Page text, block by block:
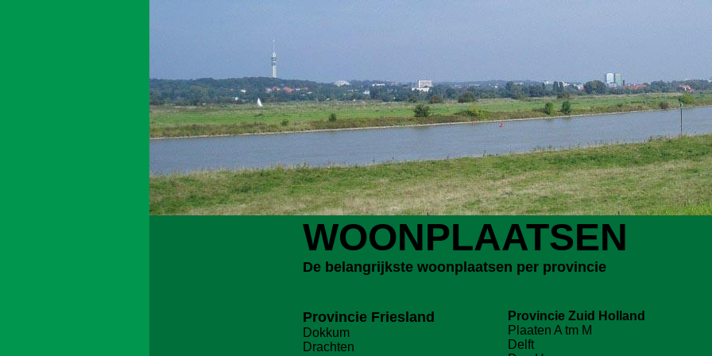
WOONPLAATSEN
De belangrijkste woonplaatsen per provincie
Provincie Friesland
Dokkum
Drachten
Provincie Zuid Holland
Plaaten A tm M
Delft